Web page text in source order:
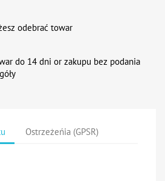
odebrać towar
do 14 dni or zakupu bez podania
Ostrzeżeńia (GPSR)